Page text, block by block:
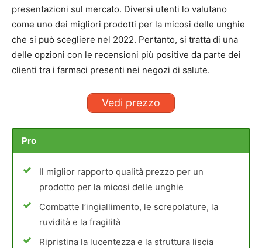
presentazioni sul mercato. Diversi utenti lo valutano
come uno dei migliori prodotti per la micosi delle unghie
che si può scegliere nel 2022. Pertanto, si tratta di una
delle opzioni con le recensioni più positive da parte dei
clienti tra i farmaci presenti nei negozi di salute.
Vedi prezzo
Pro
Il miglior rapporto qualità prezzo per un
prodotto per la micosi delle unghie
Combatte l’ingiallimento, le screpolature, la
ruvidità e la fragilità
Ripristina la lucentezza e la struttura liscia